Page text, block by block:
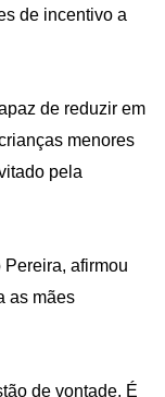
de incentivo a
de reduzir em
menores
pela
afirmou
as mães
de vontade. É